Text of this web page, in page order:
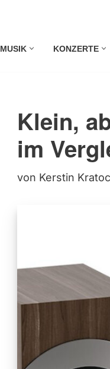
MUSIK KONZERTE
Klein,
im
von Kerstin